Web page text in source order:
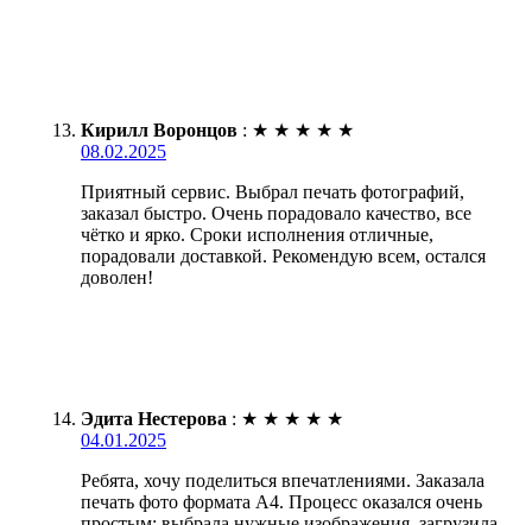
Кирилл Воронцов : ★ ★ ★ ★ ★
08.02.2025
Приятный сервис. Выбрал печать фотографий,
заказал быстро. Очень порадовало качество, все
чётко и ярко. Сроки исполнения отличные,
порадовали доставкой. Рекомендую всем, остался
доволен!
Эдита Нестерова : ★ ★ ★ ★ ★
04.01.2025
Ребята, хочу поделиться впечатлениями. Заказала
печать фото формата А4. Процесс оказался очень